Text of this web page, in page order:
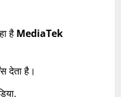
है MediaTek
देता है।